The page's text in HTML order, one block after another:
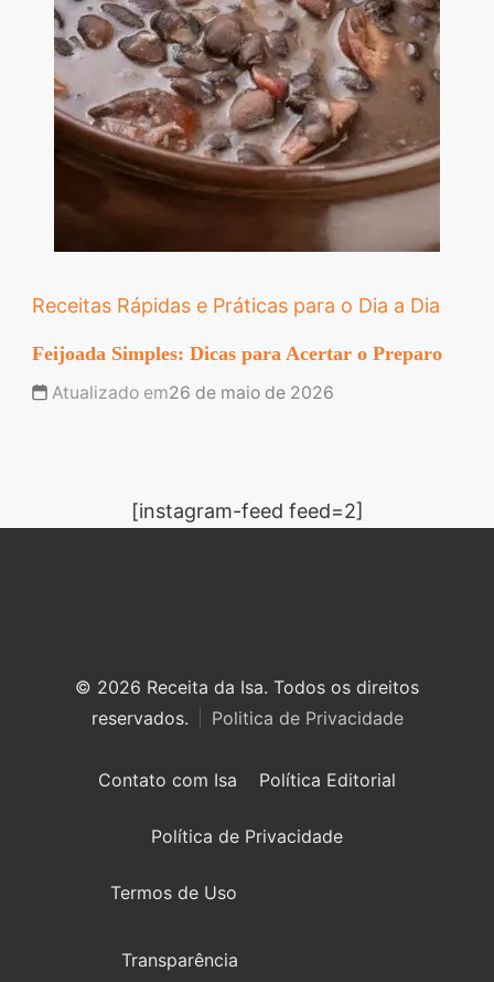
Receitas Rápidas e Práticas para o Dia a Dia
Feijoada Simples: Dicas para Acertar o Preparo
Atualizado em26 de maio de 2026
[instagram-feed feed=2]
© 2026 Receita da Isa. Todos os direitos
reservados.
Politica de Privacidade
Contato com Isa Política Editorial
Política de Privacidade
Termos de Uso
Transparência